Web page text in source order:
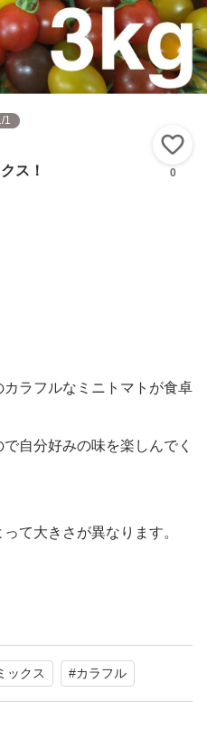
/1
ス！ 0
ラフルなミニトマトが食卓
自分好みの味を楽しんでく
て大きさが異なります。
けて甘やかして育てていま
糖度より栄養価の方が高い
ックス #カラフル